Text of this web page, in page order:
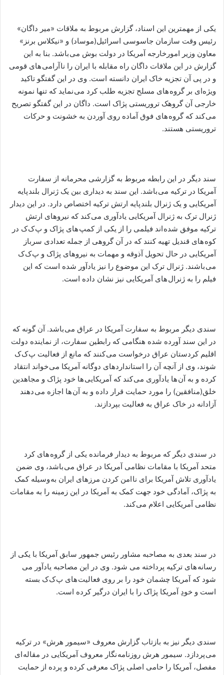
یکی از مهمترین این اسناد، گزارش مربوط به ملاقات «میر داگان»
رئیس وقت سازمان جاسوسی اسرائیل(موساد) و «نیکلاس برنز»
معاون وزیر امورخارجه آمریکا در دولت بوش می باشد. بنا به این
گزارش در این ملاقات داگان راه مقابله با ایران را نا آرامی های قومی
و در پی آن تجزیه خاک ایران دانسته است. وی در این گفتگو تاکید
ویژه‌ای بر گروه های مسلح تجزیه طلب کرد می نماید که تنها نمونه
خارجی آن گروهک تروریستی پژاک است. داگان در این گفتگو تصریح
می کند که گروه های فوق آماده روی آوردن به خشونت و حرکات
تروریستی هستند.
سند دیگر در این رابطه مربوط به گزارشی محرمانه از سفارت
آمریکا در ترکیه می باشد. این سند به دیداری بین یک ژنرال بلند پایه
آمریکایی و یک ژنرال بلند پایه ارتش ترکیه اختصاص دارد. در این دیدار
ژنرال ترک به ژنرال آمریکایی یادآوری می کند که نیروهای ارتش
ترکیه موفق شده اند فیلمی را از یکی از کمپ های پژاک و پ ک ک در
کوه های قندیل تهیه کنند که در آن گروهی از جمله تعدادی سرباز
آمریکایی در حال تحویل آذوقه و مهمات به نیروهای پژاک و پ ک ک
می باشند. ژنرال ترک این موضوع را نیز یادآور شده است که این
فیلم را به ژنرال های آمریکایی نیز نشان داده است.
سندی دیگر مربوط به سفارت آمریکا در عراق می باشد. آن گونه که
در این سند آورده شده هنگامی که رابطین سفارت، از نماینده دولت
اقلیم کردستان عراق درخواست می کنند که مانع از فعالیت پ ک ک
شوند، وی از آنچه آن را استانداردهای دوگانه آمریکا می خواند انتقاد
کرده و به آن ها یادآوری می کند که آمریکایی ها خود پژاک و مجاهدین
خلق(منافقین) را مورد حمایت قرار داده و به آن ها اجازه می دهند
آزادانه در خاک عراق به فعالیت بپردازند.
در سندی دیگر که مربوط به دیدار فرمانده یکی از گروه های کرد
متحد آمریکا با مقامات نظامی آمریکا در عراق می باشد، وی ضمن
یادآوری تلاش آمریکا برای نا امن کردن مرزهای ایران به وسیله کمک
به پژاک، آمادگی خود جهت کمک به آمریکا در این زمینه را به مقامات
نظامی آمریکایی اعلام می کند.
در سند بعدی به مصاحبه مشاور رئیس جمهور سابق آمریکا با یکی از
رسانه های ترکیه پرداخته می شود. وی در این مصاحبه یادآور می
شود که آمریکا چشمان خود را بر روی فعالیت های پ ک ک بسته
است و خودِ آمریکا پژاک را با ایران درگیر کرده است.
سندی دیگر نیز به بازتاب گزارش معروف «سیمور هرش» در ترکیه
می پردازد. سیمور هرش روزنامه نگار معروف آمریکایی در مقاله ای
مفصل، آمریکا را حامی اصلی پژاک معرفی کرده و پرده از حمایت